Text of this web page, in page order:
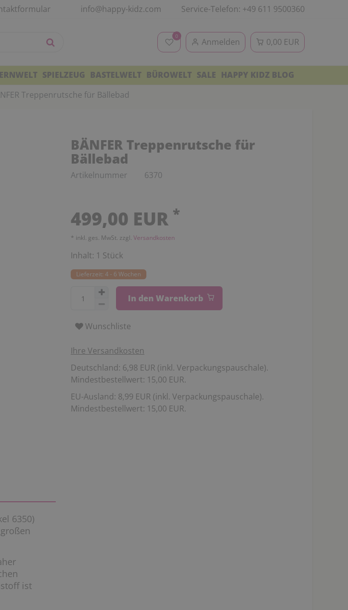
info@happy-kidz.com Service-Telefon: +49 611 9500360
0
Anmelden 0,00 EUR
SPIELZEUG BASTELWELT BÜROWELT SALE HAPPY KIDZ BLOG
Treppenrutsche für Bällebad
BÄNFER Treppenrutsche für
Bällebad
Artikelnummer 6370
499,00 EUR *
* inkl. ges. MwSt. zzgl. Versandkosten
Inhalt: 1 Stück
Lieferzeit: 4 - 6 Wochen
In den Warenkorb
Wunschliste
Ihre Versandkosten
Deutschland: 6,98 EUR (inkl. Verpackungspauschale).
Mindestbestellwert: 15,00 EUR.
EU-Ausland: 8,99 EUR (inkl. Verpackungspauschale).
Mindestbestellwert: 15,00 EUR.
6350)
ist